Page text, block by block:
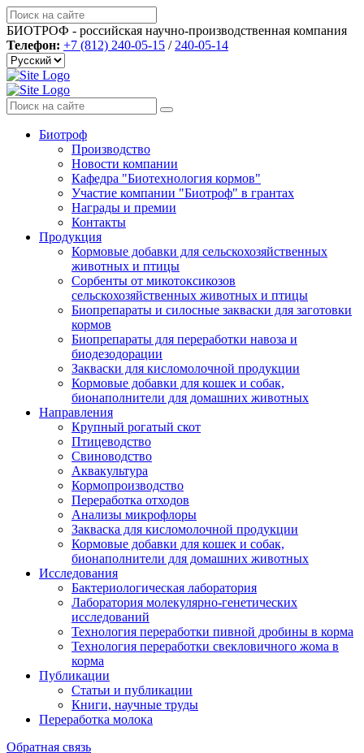
БИОТРОФ - российская научно-производственная компания
Телефон: +7 (812) 240-05-15 / 240-05-14
Биотроф
Производство
Новости компании
Кафедра "Биотехнология кормов"
Участие компании "Биотроф" в грантах
Награды и премии
Контакты
Продукция
Кормовые добавки для сельскохозяйственных
животных и птицы
Сорбенты от микотоксикозов
сельскохозяйственных животных и птицы
Биопрепараты и силосные закваски для заготовки
кормов
Биопрепараты для переработки навоза и
биодезодорации
Закваски для кисломолочной продукции
Кормовые добавки для кошек и собак,
бионаполнители для домашних животных
Направления
Крупный рогатый скот
Птицеводство
Свиноводство
Аквакультура
Кормопроизводство
Переработка отходов
Анализы микрофлоры
Закваска для кисломолочной продукции
Кормовые добавки для кошек и собак,
бионаполнители для домашних животных
Исследования
Бактериологическая лаборатория
Лаборатория молекулярно-генетических
исследований
Технология переработки пивной дробины в корма
Технология переработки свекловичного жома в
корма
Публикации
Статьи и публикации
Книги, научные труды
Переработка молока
Обратная связь